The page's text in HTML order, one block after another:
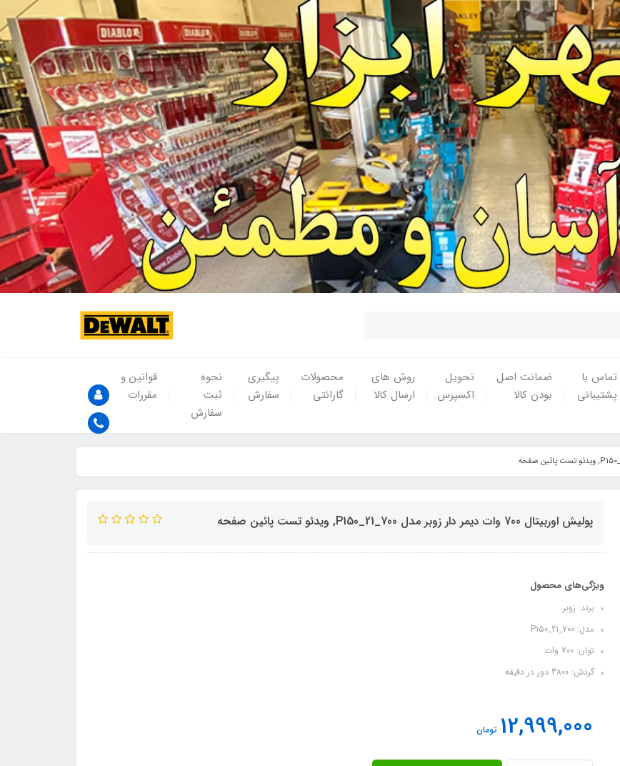
تماس با
پشتیبانی
ضمانت اصل
بودن کالا
تحویل
اکسپرس
روش های
ارسال کالا
محصولات
گارانتی
پیگیری
سفارش
نحوه
ثبت
سفارش
قوانین و
مقررات
پولیش اوربیتال 700 وات دیمر دار زوبر مدل P150_21_700, ویدئو تست پائین صفحه
ویژگی‌های محصول
برند: زوبر
مدل: P150_21_700
توان: 700 وات
گردش: 3800 دور در دقیقه
12,999,000 تومان